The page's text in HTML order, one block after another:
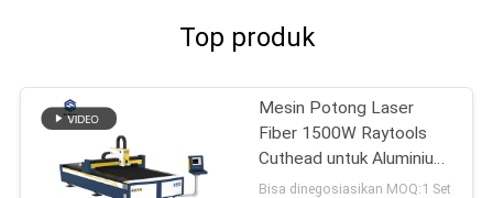
Top produk
Mesin Potong Laser
Fiber 1500W Raytools
Cuthead untuk Aluminium
Alloy
Bisa dinegosiasikan MOQ:1 Set